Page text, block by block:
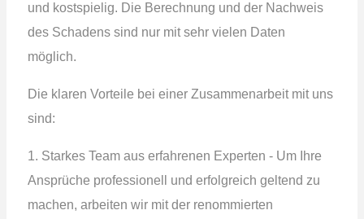
und kostspielig. Die Berechnung und der Nachweis
des Schadens sind nur mit sehr vielen Daten
möglich.
Die klaren Vorteile bei einer Zusammenarbeit mit uns
sind:
1. Starkes Team aus erfahrenen Experten - Um Ihre
Ansprüche professionell und erfolgreich geltend zu
machen, arbeiten wir mit der renommierten